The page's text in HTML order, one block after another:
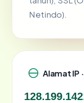
Netindo).
Alamat IP